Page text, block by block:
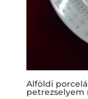
Alföldi
petrezselyem